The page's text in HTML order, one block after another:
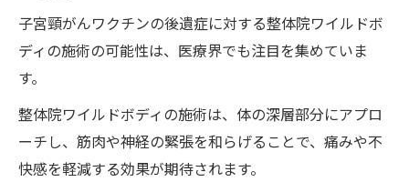
ボディの深部アプローチ
自然治癒力とは何か
力のメカニズム
深部アプローチが自然治癒力にどう影響す
るか
子宮頸がんワクチンの後遺症に対する整体院ワイルドボ
ディの施術の可能性は、医療界でも注目を集めていま
す。
整体院ワイルドボディの施術は、体の深層部分にアプロ
ーチし、筋肉や神経の緊張を和らげることで、痛みや不
快感を軽減する効果が期待されます。